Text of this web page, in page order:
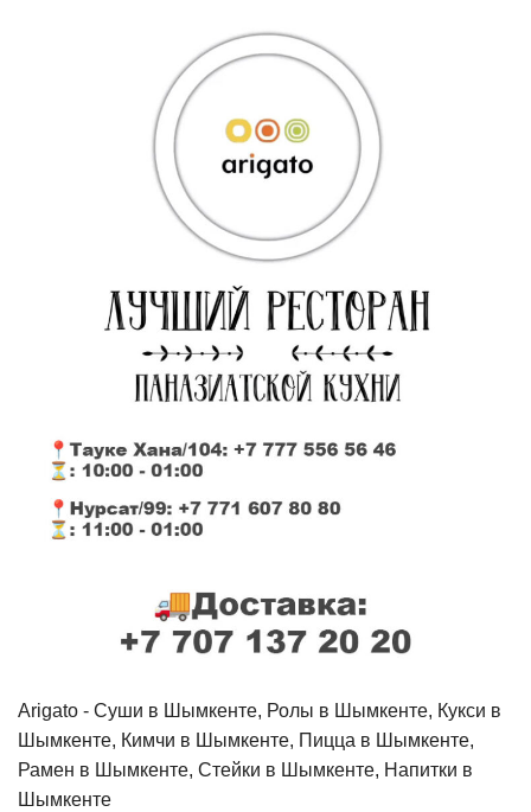
Arigato - Cуши в Шымкенте, Ролы в Шымкенте, Кукси в
Шымкенте, Кимчи в Шымкенте, Пицца в Шымкенте,
Рамен в Шымкенте, Стейки в Шымкенте, Напитки в
Шымкенте